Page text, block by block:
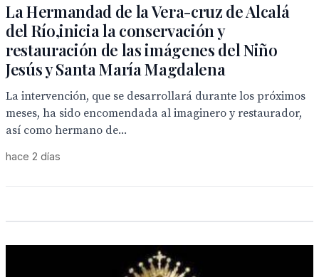
La Hermandad de la Vera-cruz de Alcalá
del Río,inicia la conservación y
restauración de las imágenes del Niño
Jesús y Santa María Magdalena
La intervención, que se desarrollará durante los próximos
meses, ha sido encomendada al imaginero y restaurador,
así como hermano de...
hace 2 días